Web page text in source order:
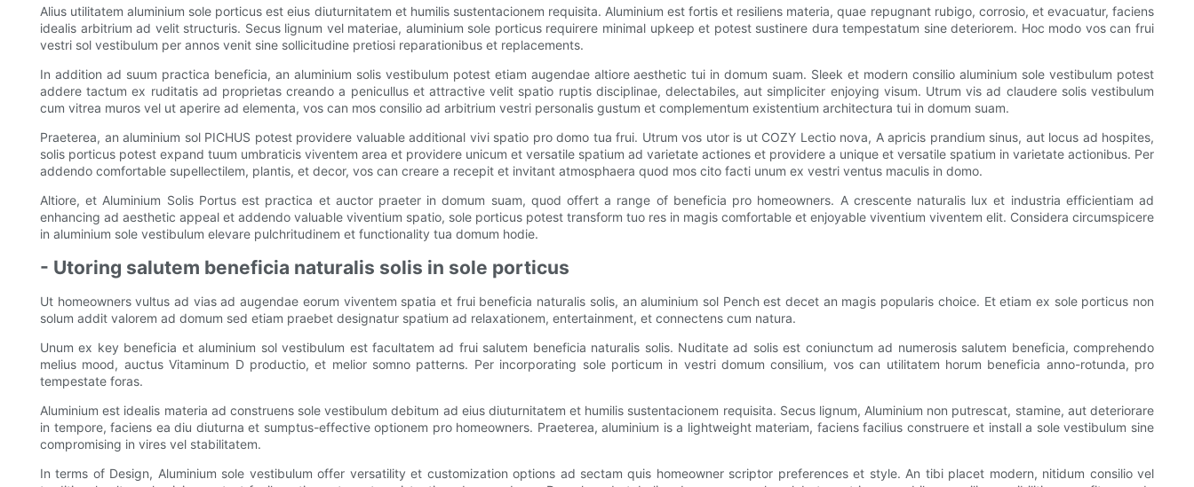
Alius utilitatem aluminium sole porticus est eius diuturnitatem et humilis sustentacionem requisita. Aluminium est fortis et resiliens materia, quae repugnant rubigo, corrosio, et evacuatur, faciens
idealis arbitrium ad velit structuris. Secus lignum vel materiae, aluminium sole porticus requirere minimal upkeep et potest sustinere dura tempestatum sine deteriorem. Hoc modo vos can frui
vestri sol vestibulum per annos venit sine sollicitudine pretiosi reparationibus et replacements.
In addition ad suum practica beneficia, an aluminium solis vestibulum potest etiam augendae altiore aesthetic tui in domum suam. Sleek et modern consilio aluminium sole vestibulum potest
addere tactum ex ruditatis ad proprietas creando a penicullus et attractive velit spatio ruptis disciplinae, delectabiles, aut simpliciter enjoying visum. Utrum vis ad claudere solis vestibulum
cum vitrea muros vel ut aperire ad elementa, vos can mos consilio ad arbitrium vestri personalis gustum et complementum existentium architectura tui in domum suam.
Praeterea, an aluminium sol PICHUS potest providere valuable additional vivi spatio pro domo tua frui. Utrum vos utor is ut COZY Lectio nova, A apricis prandium sinus, aut locus ad hospites,
solis porticus potest expand tuum umbraticis viventem area et providere unicum et versatile spatium ad varietate actiones et providere a unique et versatile spatium in varietate actionibus. Per
addendo comfortable supellectilem, plantis, et decor, vos can creare a recepit et invitant atmosphaera quod mos cito facti unum ex vestri ventus maculis in domo.
Altiore, et Aluminium Solis Portus est practica et auctor praeter in domum suam, quod offert a range of beneficia pro homeowners. A crescente naturalis lux et industria efficientiam ad
enhancing ad aesthetic appeal et addendo valuable viventium spatio, sole porticus potest transform tuo res in magis comfortable et enjoyable viventium viventem elit. Considera circumspicere
in aluminium sole vestibulum elevare pulchritudinem et functionality tua domum hodie.
- Utoring salutem beneficia naturalis solis in sole porticus
Ut homeowners vultus ad vias ad augendae eorum viventem spatia et frui beneficia naturalis solis, an aluminium sol Pench est decet an magis popularis choice. Et etiam ex sole porticus non
solum addit valorem ad domum sed etiam praebet designatur spatium ad relaxationem, entertainment, et connectens cum natura.
Unum ex key beneficia et aluminium sol vestibulum est facultatem ad frui salutem beneficia naturalis solis. Nuditate ad solis est coniunctum ad numerosis salutem beneficia, comprehendo
melius mood, auctus Vitaminum D productio, et melior somno patterns. Per incorporating sole porticum in vestri domum consilium, vos can utilitatem horum beneficia anno-rotunda, pro
tempestate foras.
Aluminium est idealis materia ad construens sole vestibulum debitum ad eius diuturnitatem et humilis sustentacionem requisita. Secus lignum, Aluminium non putrescat, stamine, aut deteriorare
in tempore, faciens ea diu diuturna et sumptus-effective optionem pro homeowners. Praeterea, aluminium is a lightweight materiam, faciens facilius construere et install a sole vestibulum sine
compromising in vires vel stabilitatem.
In terms of Design, Aluminium sole vestibulum offer versatility et customization options ad sectam quis homeowner scriptor preferences et style. An tibi placet modern, nitidum consilio vel